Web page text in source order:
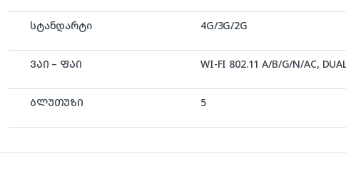
სტანდარტი 4G/3G/2G
ᲕᲐᲘ – ᲤᲐᲘ WI-FI 802.11 A/B/G/N/AC,
ᲑᲚᲣᲗᲣᲖᲘ 5